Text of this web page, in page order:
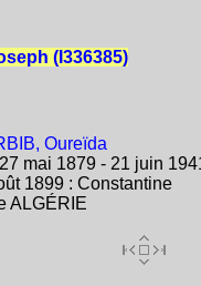
(I336385)
Oureïda
mai 1879 - 21 juin
1899 : Constantine
ALGÉRIE